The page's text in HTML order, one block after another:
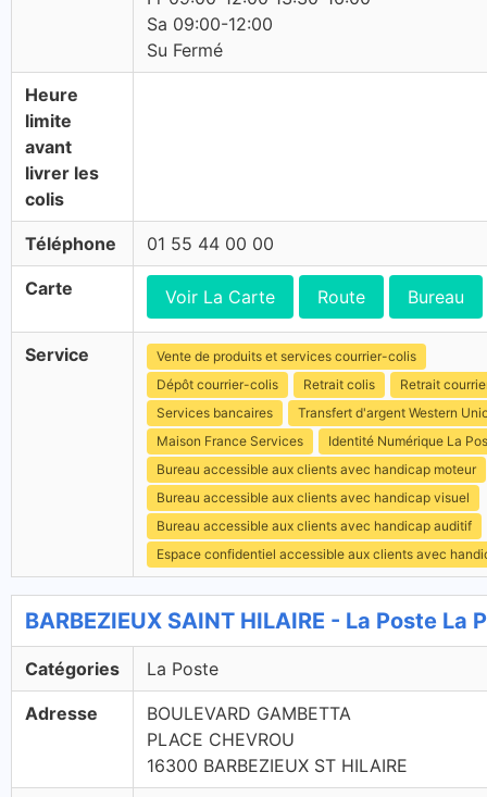
Sa 09:00-12:00
Su Fermé
Heure
limite
avant
livrer les
colis
Téléphone 01 55 44 00 00
Carte Voir La Carte Route Bureau
Service
Vente de produits et services courrier-colis
Dépôt courrier-colis
Retrait colis
Retrait
Services bancaires
Transfert d'argent Western
Maison France Services
Identité Numérique La
Bureau accessible aux clients avec handicap moteur
Bureau accessible aux clients avec handicap visuel
Bureau accessible aux clients avec handicap auditif
Espace confidentiel accessible aux clients avec
BARBEZIEUX SAINT HILAIRE - La Poste La
Catégories La Poste
Adresse
BOULEVARD GAMBETTA
PLACE CHEVROU
16300 BARBEZIEUX ST HILAIRE